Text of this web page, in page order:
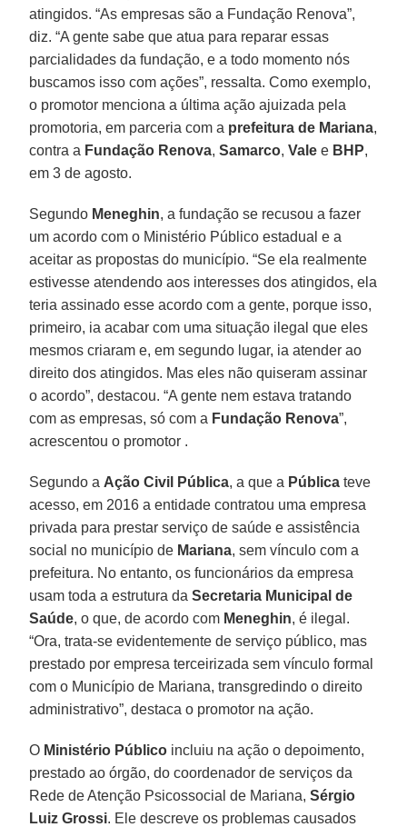
atingidos. “As empresas são a Fundação Renova”,
diz. “A gente sabe que atua para reparar essas
parcialidades da fundação, e a todo momento nós
buscamos isso com ações”, ressalta. Como exemplo,
o promotor menciona a última ação ajuizada pela
promotoria, em parceria com a prefeitura de Mariana,
contra a Fundação Renova,Samarco,Vale e BHP,
em 3 de agosto.
Segundo Meneghin, a fundação se recusou a fazer
um acordo com o Ministério Público estadual e a
aceitar as propostas do município. “Se ela realmente
estivesse atendendo aos interesses dos atingidos, ela
teria assinado esse acordo com a gente, porque isso,
primeiro, ia acabar com uma situação ilegal que eles
mesmos criaram e, em segundo lugar, ia atender ao
direito dos atingidos. Mas eles não quiseram assinar
o acordo”, destacou. “A gente nem estava tratando
com as empresas, só com a Fundação Renova”,
acrescentou o promotor .
Segundo a Ação Civil Pública, a que a Pública teve
acesso, em 2016 a entidade contratou uma empresa
privada para prestar serviço de saúde e assistência
social no município de Mariana, sem vínculo com a
prefeitura. No entanto, os funcionários da empresa
usam toda a estrutura daSecretaria Municipal de
Saúde, o que, de acordo com Meneghin, é ilegal.
“Ora, trata-se evidentemente de serviço público, mas
prestado por empresa terceirizada sem vínculo formal
com o Município de Mariana, transgredindo o direito
administrativo”, destaca o promotor na ação.
O Ministério Público incluiu na ação o depoimento,
prestado ao órgão, do coordenador de serviços da
Rede de Atenção Psicossocial de Mariana,Sérgio
Luiz Grossi. Ele descreve os problemas causados